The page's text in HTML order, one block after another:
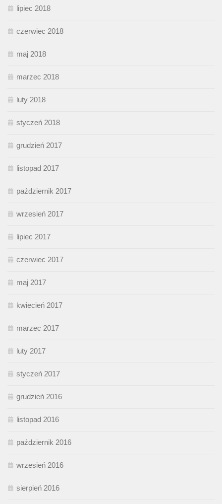
lipiec 2018
czerwiec 2018
maj 2018
marzec 2018
luty 2018
styczeń 2018
grudzień 2017
listopad 2017
październik 2017
wrzesień 2017
lipiec 2017
czerwiec 2017
maj 2017
kwiecień 2017
marzec 2017
luty 2017
styczeń 2017
grudzień 2016
listopad 2016
październik 2016
wrzesień 2016
sierpień 2016